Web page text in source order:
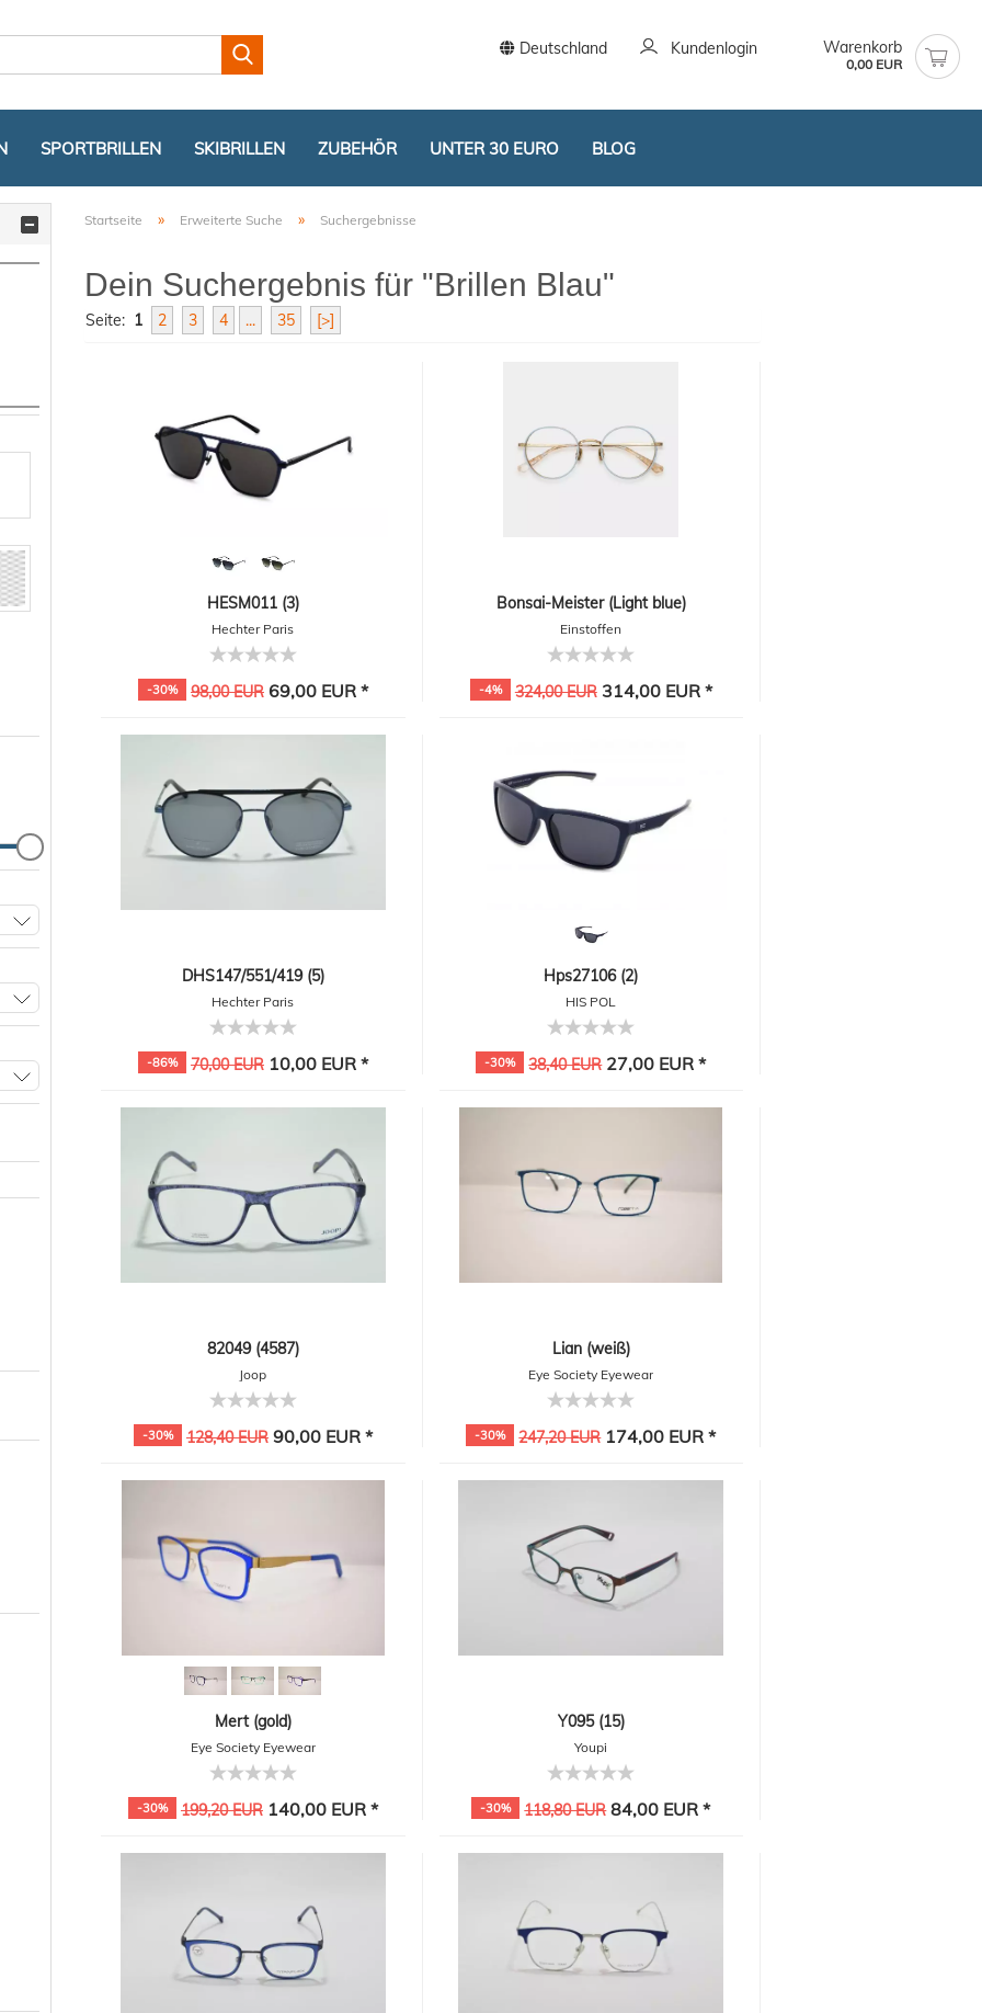
Deutschland
Lieferland
Kundenlogin Warenkorb
0,00 EUR
SPORTBRILLEN SKIBRILLEN ZUBEHÖR UNTER 30 EURO BLOG
Startseite » Erweiterte Suche » Suchergebnisse
Dein Suchergebnis für "Brillen Blau"
Seite: 1 2 3 4 ... 35 [>]
HESM011 (3)
Hechter Paris
-30% 98,00 EUR69,00 EUR *
Bonsai-Meister (Light blue)
Einstoffen
-4% 324,00 EUR314,00 EUR *
DHS147/551/419 (5)
Hechter Paris
-86% 70,00 EUR10,00 EUR *
Hps27106 (2)
HIS POL
-30% 38,40 EUR27,00 EUR *
82049 (4587)
Joop
-30% 128,40 EUR90,00 EUR *
Lian (weiß)
Eye Society Eyewear
-30% 247,20 EUR174,00 EUR *
Mert (gold)
Eye Society Eyewear
-30% 199,20 EUR140,00 EUR *
Y095 (15)
Youpi
-30% 118,80 EUR84,00 EUR *